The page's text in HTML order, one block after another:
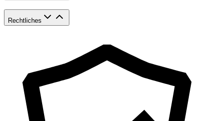
Rechtliches